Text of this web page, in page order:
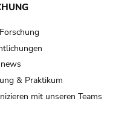
& Praktikum
mit unseren Teams